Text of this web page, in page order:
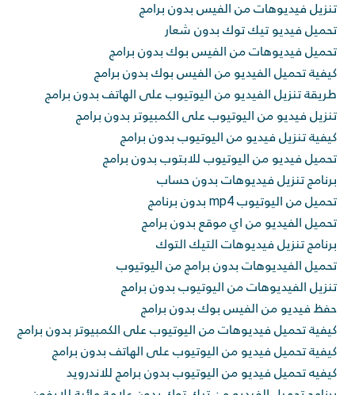
تنزيل فيديوهات من الفيس بدون برامج
تحميل فيديو تيك توك بدون شعار
تحميل فيديوهات من الفيس بوك بدون برامج
كيفية تحميل الفيديو من الفيس بوك بدون برامج
طريقة تنزيل الفيديو من اليوتيوب على الهاتف بدون برامج
تنزيل فيديو من اليوتيوب على الكمبيوتر بدون برامج
كيفية تنزيل فيديو من اليوتيوب بدون برامج
تحميل فيديو من اليوتيوب للابتوب بدون برامج
برنامج تنزيل فيديوهات بدون حساب
تحميل من اليوتيوب mp4 بدون برنامج
تحميل الفيديو من اي موقع بدون برامج
برنامج تنزيل فيديوهات التيك التوك
تحميل الفيديوهات بدون برامج من اليوتيوب
تنزيل الفيديوهات من اليوتيوب بدون برامج
حفظ فيديو من الفيس بوك بدون برامج
كيفية تحميل فيديوهات من اليوتيوب على الكمبيوتر بدون برامج
كيفية تحميل فيديو من اليوتيوب على الهاتف بدون برامج
كيفيه تحميل فيديو من اليوتيوب بدون برامج للاندرويد